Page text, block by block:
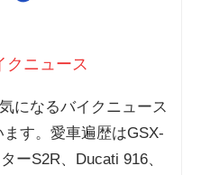
クニュース
になるバイクニュース
す。愛車遍歴はGSX-
ーS2R、Ducati 916、